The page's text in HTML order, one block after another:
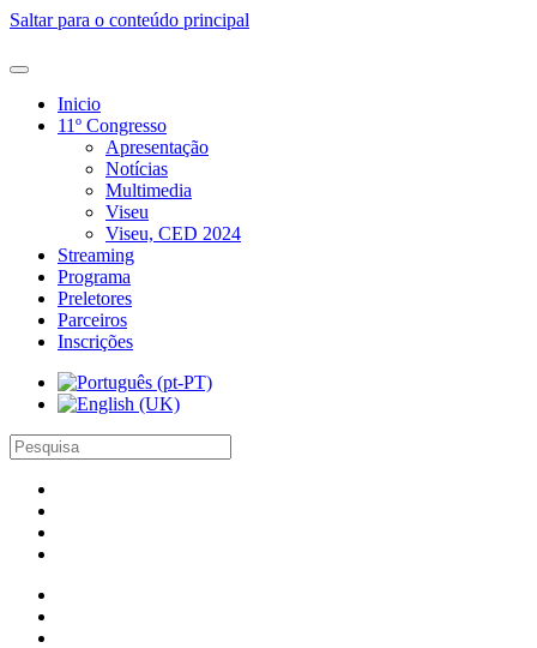
Saltar para o conteúdo principal
Inicio
11º Congresso
Apresentação
Notícias
Multimedia
Viseu
Viseu, CED 2024
Streaming
Programa
Preletores
Parceiros
Inscrições